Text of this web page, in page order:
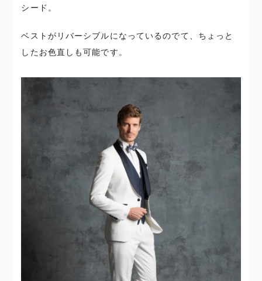
シード。
ベストがリバーシブルになっているのでて、ちょっと
したお色直しも可能です。